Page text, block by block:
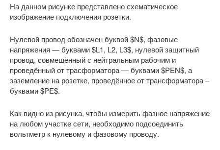
На данном рисунке представлено схематическое
изображение подключения розетки.
Нулевой провод обозначен буквой $N$, фазовые
напряжения — буквами $L1, L2, L3$, нулевой защитный
провод, совмещённый с нейтральным рабочим и
проведённый от трасформатора — буквами $PEN$, а
заземление на розетке, проведённое от трансформатора –
буквами $PE$.
Как видно из рисунка, чтобы измерить фазное напряжение
на любом участке сети, необходимо подсоединить
вольтметр к нулевому и фазовому проводу.